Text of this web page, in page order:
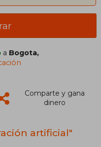
a Bogota,
Comparte y gana
dinero
artificial"